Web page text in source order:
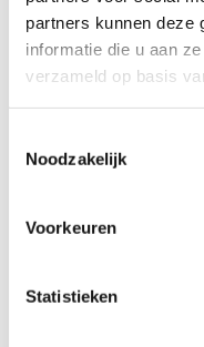
partners kunnen deze
informatie die u aan
verzameld op basis
Noodzakelijk
Voorkeuren
Statistieken
De Klappers
Matthias Priem
Globeshotters